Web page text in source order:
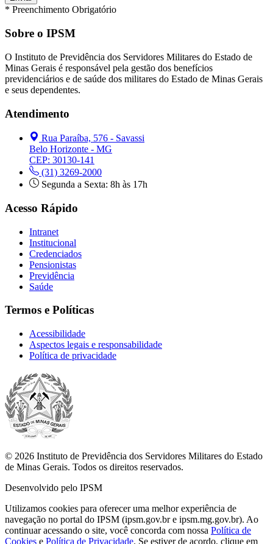
* Preenchimento Obrigatório
Sobre o IPSM
O Instituto de Previdência dos Servidores Militares do Estado de
Minas Gerais é responsável pela gestão dos benefícios
previdenciários e de saúde dos militares do Estado de Minas Gerais
e seus dependentes.
Atendimento
Rua Paraíba, 576 - Savassi
Belo Horizonte - MG
CEP: 30130-141
(31) 3269-2000
Segunda a Sexta: 8h às 17h
Acesso Rápido
Intranet
Institucional
Credenciados
Pensionistas
Previdência
Saúde
Termos e Políticas
Acessibilidade
Aspectos legais e responsabilidade
Política de privacidade
© 2026 Instituto de Previdência dos Servidores Militares do Estado
de Minas Gerais. Todos os direitos reservados.
Desenvolvido pelo IPSM
Utilizamos cookies para oferecer uma melhor experiência de
navegação no portal do IPSM (ipsm.gov.br e ipsm.mg.gov.br). Ao
continuar acessando o site, você concorda com nossa Política de
Cookies e Política de Privacidade. Se estiver de acordo, clique em